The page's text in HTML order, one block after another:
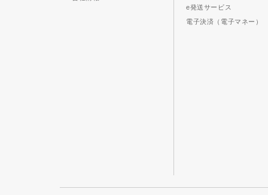
e発送サービス
電子決済（電子マネー）